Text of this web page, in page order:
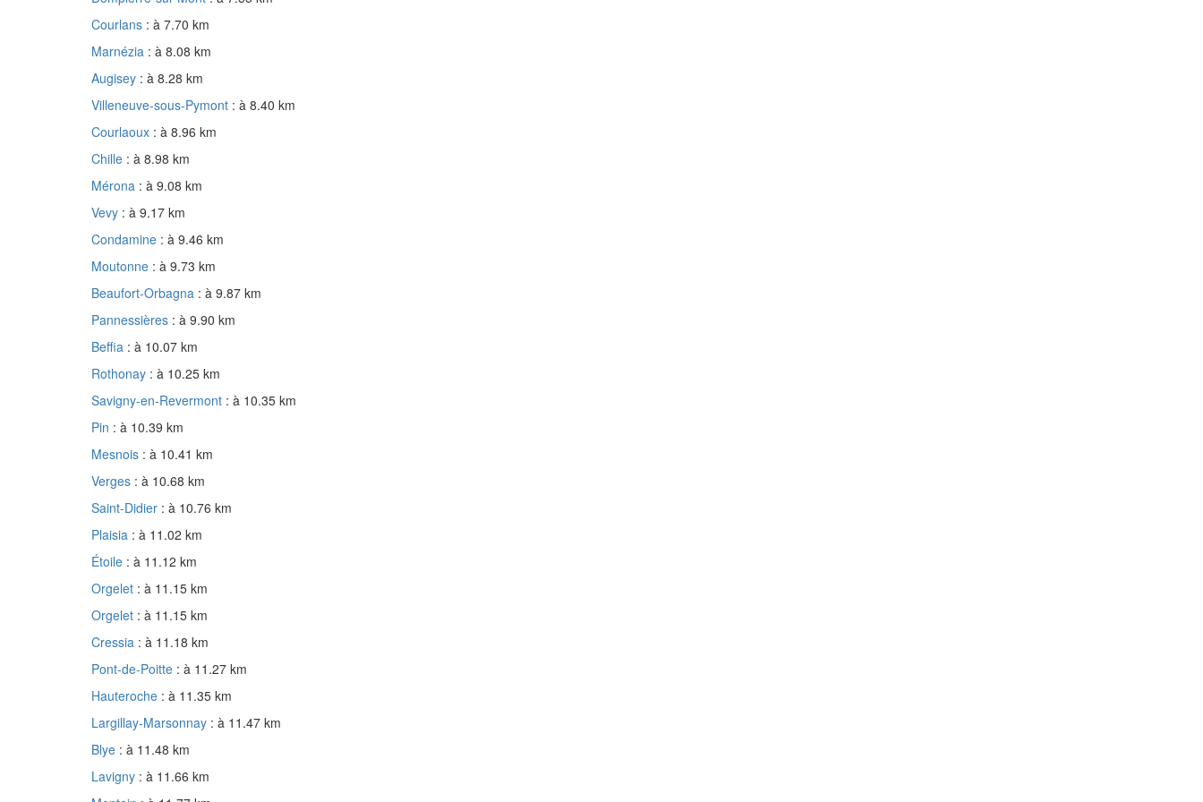
Courlans : à 7.70 km
Marnézia : à 8.08 km
Augisey : à 8.28 km
Villeneuve-sous-Pymont : à 8.40 km
Courlaoux : à 8.96 km
Chille : à 8.98 km
Mérona : à 9.08 km
Vevy : à 9.17 km
Condamine : à 9.46 km
Moutonne : à 9.73 km
Beaufort-Orbagna : à 9.87 km
Pannessières : à 9.90 km
Beffia : à 10.07 km
Rothonay : à 10.25 km
Savigny-en-Revermont : à 10.35 km
Pin : à 10.39 km
Mesnois : à 10.41 km
Verges : à 10.68 km
Saint-Didier : à 10.76 km
Plaisia : à 11.02 km
Étoile : à 11.12 km
Orgelet : à 11.15 km
Orgelet : à 11.15 km
Cressia : à 11.18 km
Pont-de-Poitte : à 11.27 km
Hauteroche : à 11.35 km
Largillay-Marsonnay : à 11.47 km
Blye : à 11.48 km
Lavigny : à 11.66 km